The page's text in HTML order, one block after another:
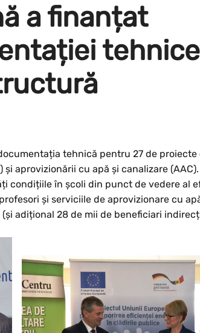
a finanțat
tehnică pentru 27 de proiecte
aprovizionării cu apă și canalizare
condițiile în școli din punct de vedere al
și serviciile de aprovizionare cu
adițional 28 de mii de beneficiari